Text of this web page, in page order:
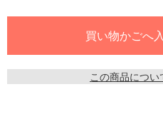
この商品につい